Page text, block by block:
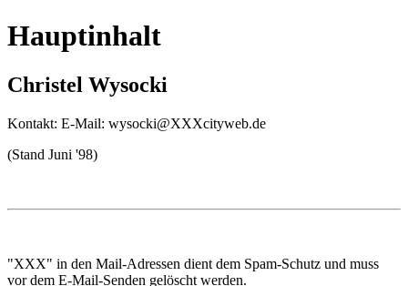
Hauptinhalt
Christel Wysocki
Kontakt: E-Mail: wysocki@XXXcityweb.de
(Stand Juni '98)
"XXX" in den Mail-Adressen dient dem Spam-Schutz und muss
vor dem E-Mail-Senden gelöscht werden.